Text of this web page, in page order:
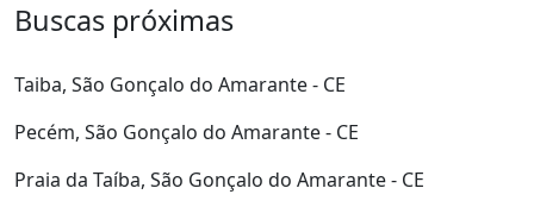
Buscas próximas
Taiba, São Gonçalo do Amarante - CE
Pecém, São Gonçalo do Amarante - CE
Praia da Taíba, São Gonçalo do Amarante - CE